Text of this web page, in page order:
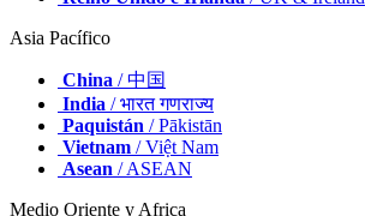
Asia Pacífico
China / 中国
India / भारत गणराज्य
Paquistán / Pākistān
Vietnam / Việt Nam
Asean / ASEAN
Medio Oriente y Africa